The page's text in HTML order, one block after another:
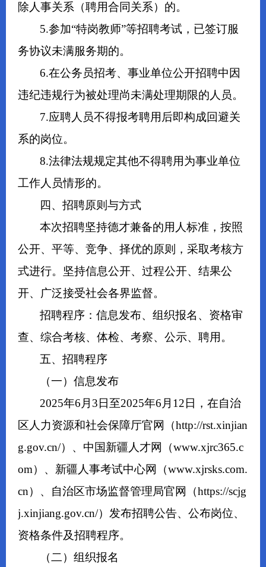
除人事关系（聘用合同关系）的。
5.参加“特岗教师”等招聘考试，已签订服
务协议未满服务期的。
6.在公务员招考、事业单位公开招聘中因
违纪违规行为被处理尚未满处理期限的人员。
7.应聘人员不得报考聘用后即构成回避关
系的岗位。
8.法律法规规定其他不得聘用为事业单位
工作人员情形的。
四、招聘原则与方式
本次招聘坚持德才兼备的用人标准，按照
公开、平等、竞争、择优的原则，采取考核方
式进行。坚持信息公开、过程公开、结果公
开、广泛接受社会各界监督。
招聘程序：信息发布、组织报名、资格审
查、综合考核、体检、考察、公示、聘用。
五、招聘程序
（一）信息发布
2025年6月3日至2025年6月12日，在自治
区人力资源和社会保障厅官网（http://rst.xinjian
g.gov.cn/）、中国新疆人才网（www.xjrc365.c
om）、新疆人事考试中心网（www.xjrsks.com.
cn）、自治区市场监督管理局官网（https://scjg
j.xinjiang.gov.cn/）发布招聘公告、公布岗位、
资格条件及招聘程序。
（二）组织报名